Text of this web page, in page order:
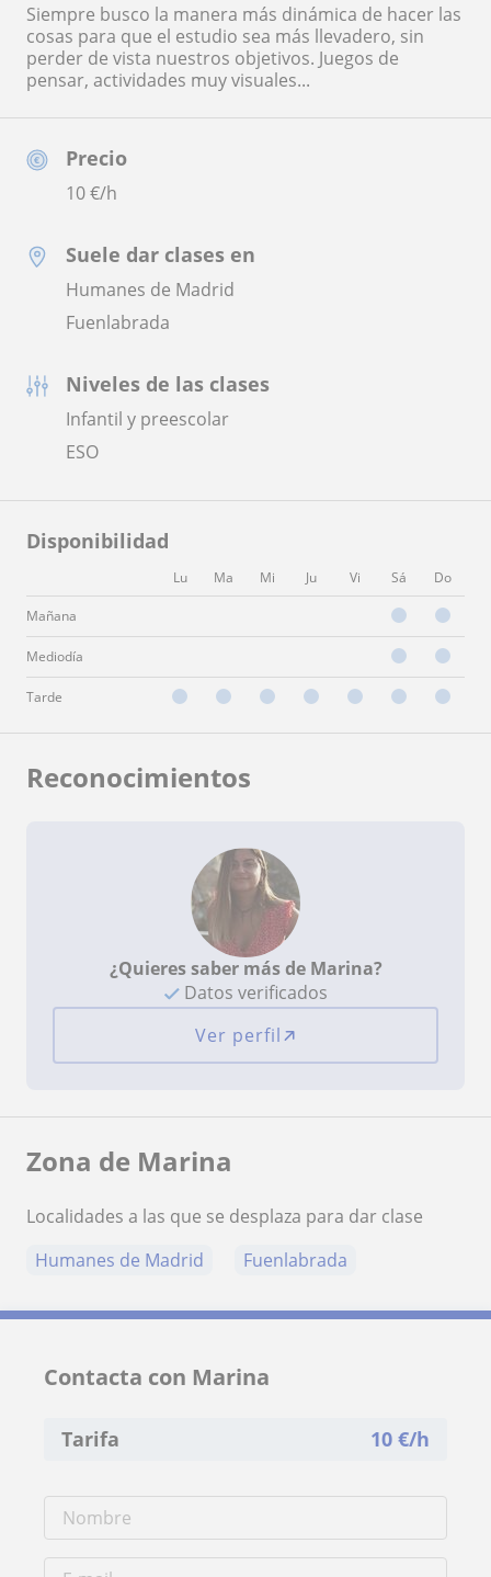
Precio
10€/h
Suele dar clases en
Humanes de Madrid
Fuenlabrada
Niveles de las clases
Infantil y preescolar
ESO
Disponibilidad
Lu Ma Mi Ju Vi Sá Do
Mañana
Mediodía
Tarde
Siempre busco la manera más dinámica de hacer las
cosas para que el estudio sea más llevadero, sin
perder de vista nuestros objetivos. Juegos de
pensar, actividades muy visuales...
Reconocimientos
¿Quieres saber más de Marina?
Datos verificados
Ver perfil
Zona de Marina
Localidades a las que se desplaza para dar clase
Humanes de Madrid
Fuenlabrada
Contacta con Marina
Tarifa 10 €/h